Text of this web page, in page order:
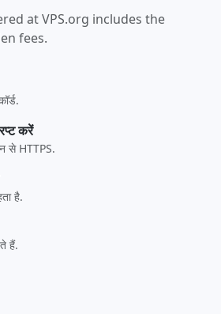
at VPS.org includes the
fees.
करें
से HTTPS.
है.
हैं.